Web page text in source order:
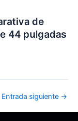
de
44 pulgadas
Entrada siguiente →